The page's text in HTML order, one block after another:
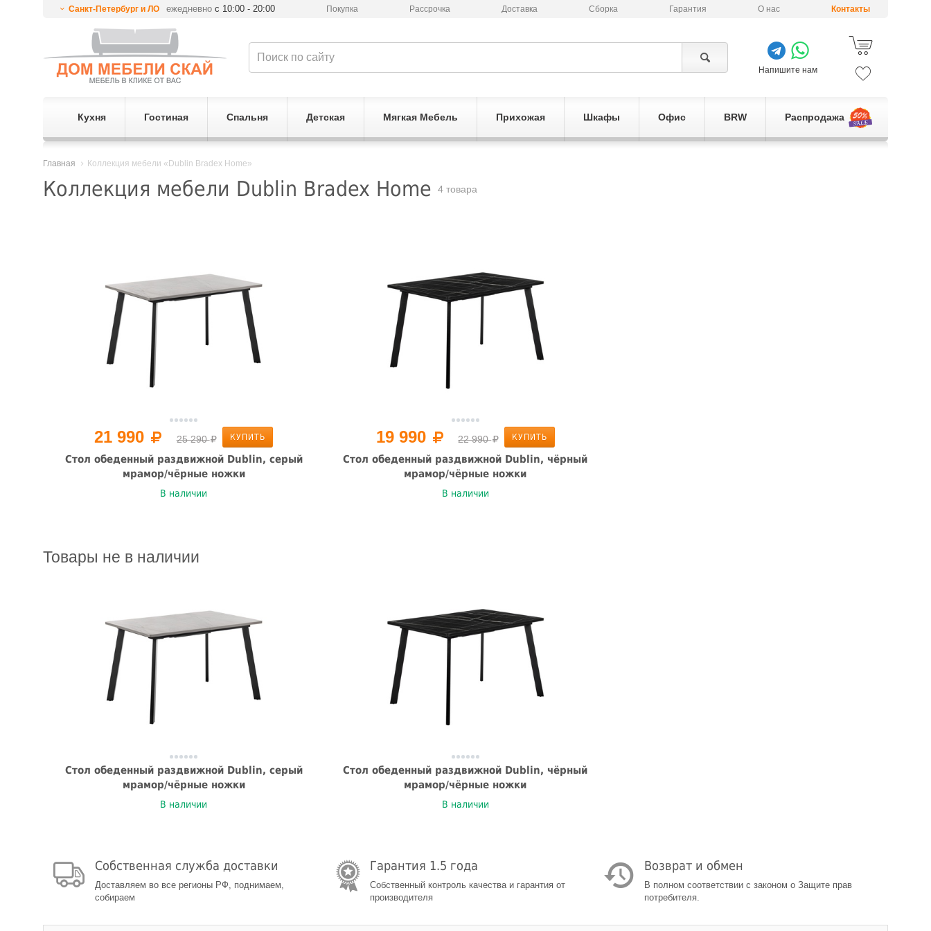
Санкт-Петербург и ЛО ежедневнос 10:00 - 20:00 Покупка Рассрочка Доставка Сборка Гарантия О нас Контакты
Напишите нам
Кухня Гостиная Спальня Детская Мягкая Мебель Прихожая Шкафы Офис BRW Распродажа
Главная Коллекция мебели «Dublin Bradex Home»
Коллекция мебели Dublin Bradex Home 4 товара
21 990 25 290 КУПИТЬ
Стол обеденный раздвижной Dublin, серый
мрамор/чёрные ножки
В наличии
19 990 22 990 КУПИТЬ
Стол обеденный раздвижной Dublin, чёрный
мрамор/чёрные ножки
В наличии
Товары не в наличии
Стол обеденный раздвижной Dublin, серый
мрамор/чёрные ножки
В наличии
Стол обеденный раздвижной Dublin, чёрный
мрамор/чёрные ножки
В наличии
Собственная служба доставки
Доставляем во все регионы РФ, поднимаем,
собираем
Гарантия 1.5 года
Собственный контроль качества и гарантия от
производителя
Возврат и обмен
В полном соответствии с законом о Защите прав
потребителя.